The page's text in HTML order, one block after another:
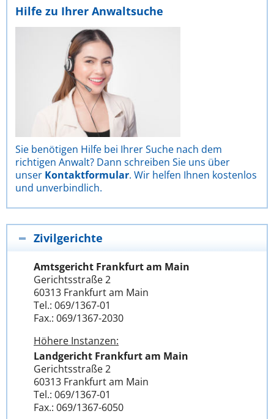
Hilfe zu Ihrer Anwaltsuche
Sie benötigen Hilfe bei Ihrer Suche nach dem
richtigen Anwalt? Dann schreiben Sie uns über
unser Kontaktformular. Wir helfen Ihnen kostenlos
und unverbindlich.
Zivilgerichte
Amtsgericht Frankfurt am Main
Gerichtsstraße 2
60313 Frankfurt am Main
Tel.: 069/1367-01
Fax.: 069/1367-2030
Höhere Instanzen:
Landgericht Frankfurt am Main
Gerichtsstraße 2
60313 Frankfurt am Main
Tel.: 069/1367-01
Fax.: 069/1367-6050